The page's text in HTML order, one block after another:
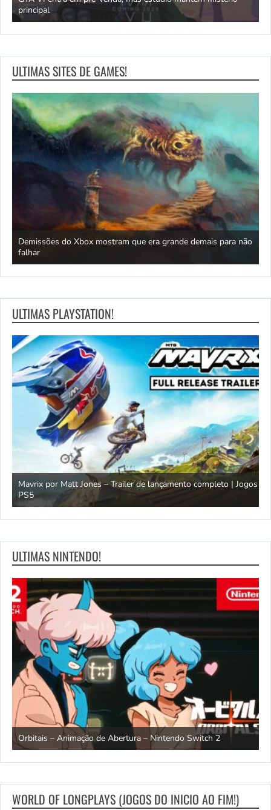
principal
ULTIMAS SITES DE GAMES!
Demissões do Xbox mostram que era grande demais para não
falhar
ULTIMAS PLAYSTATION!
Mavrix por Matt Jones – Trailer de lançamento completo | Jogos
PS5
ULTIMAS NINTENDO!
Orbitais – Animação de Abertura – Nintendo Switch 2
WORLD OF LONGPLAYS (JOGOS DO INICIO AO FIM!)